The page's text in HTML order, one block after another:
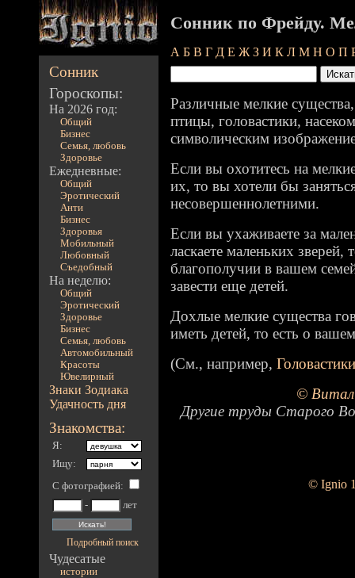
Сонник
Гороскопы:
На 2026 год:
Общий
Бизнес
Семья, любовь
Здоровье
Ежедневные:
Общий
Эротический
Анти
Бизнес
Здоровья
Мобильный
Любовный
Съедобный
На неделю:
Общий
Эротический
Здоровье
Бизнес
Семья, любовь
Автомобильный
Красоты
Ювелирный
Знаки Зодиака
Удачность дня
Знакомства:
Я:
Ищу:
С фотографией:
-
лет
Подробный поиск
Чудесатые
истории
Сонник по Фрейду.
А Б В Г Д Е Ж З И К Л М Н О П
Различные мелкие
птицы, головастики,
символическим
Если вы охотитесь на
их, то вы хотели бы
несовершеннолетними.
Если вы ухаживаете за
ласкаете маленьких зверей,
благополучии в вашем
завести еще детей.
Дохлые мелкие существа
иметь детей, то есть о
(См., например, Головастики
©
Другие труды Старого
© Ignio